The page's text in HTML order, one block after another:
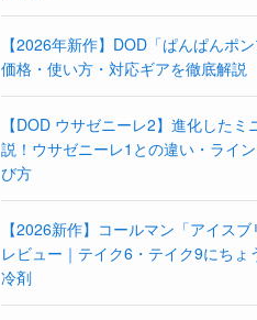
【2026年新作】DOD「ぱんぱんポン
価格・使い方・対応ギアを徹底解説
【DOD ウサゼニーレ2】進化したミ
説！ウサゼニーレ1との違い・ライ
び方
【2026新作】コールマン「アイスブ
レビュー｜テイク6・テイク9にちょ
冷剤